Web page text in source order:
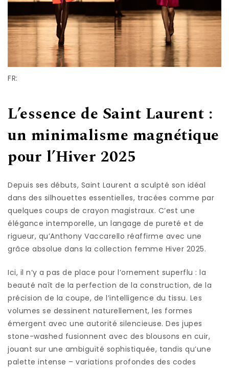
FR:
L’essence de Saint Laurent :
un minimalisme magnétique
pour l’Hiver 2025
Depuis ses débuts, Saint Laurent a sculpté son idéal
dans des silhouettes essentielles, tracées comme par
quelques coups de crayon magistraux. C’est une
élégance intemporelle, un langage de pureté et de
rigueur, qu’Anthony Vaccarello réaffirme avec une
grâce absolue dans la collection femme Hiver 2025.
Ici, il n’y a pas de place pour l’ornement superflu : la
beauté naît de la perfection de la construction, de la
précision de la coupe, de l’intelligence du tissu. Les
volumes se dessinent naturellement, les formes
émergent avec une autorité silencieuse. Des jupes
stone-washed fusionnent avec des blousons en cuir,
jouant sur une ambiguïté sophistiquée, tandis qu’une
palette intense – variations profondes des codes